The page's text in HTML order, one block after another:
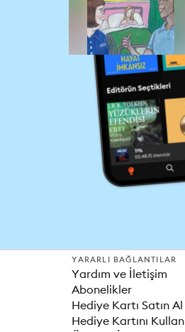
YARARLI BAĞLANTILAR
Yardım ve İletişim
Abonelikler
Hediye Kartı Satın Al
Hediye Kartını Kullan